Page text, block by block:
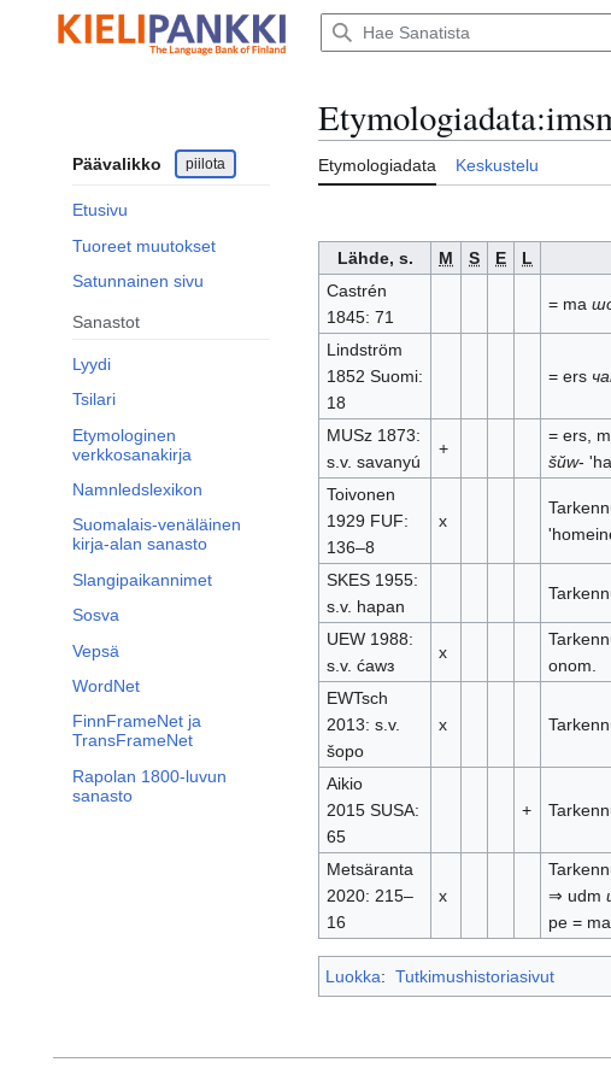
sisältöön
Päävalikko piilota
Etusivu
Tuoreet muutokset
Satunnainen sivu
Sanastot
Lyydi
Tsilari
Etymologinen
verkkosanakirja
Namnledslexikon
Suomalais-venäläinen
kirja-alan sanasto
Slangipaikannimet
Sosva
Vepsä
WordNet
FinnFrameNet ja
TransFrameNet
Rapolan 1800-luvun
sanasto
Etymologiadata:
Etymologiadata Keskustelu
Lähde, s.
M S E L
Castrén
1845: 71
= ma
Lindström
1852 Suomi:
18
= ers
MUSz 1873:
s.v. savanyú
+
= ers,
šŭw-
Toivonen
1929 FUF:
136–8
x
SKES 1955:
s.v. hapan
UEW 1988:
s.v. ćawᴈ
x
onom.
EWTsch
2013: s.v.
šopo
x
Aikio
2015 SUSA:
65
+
Metsäranta
2020: 215–
16
x
⇒ udm
pe = ma
Luokka: Tutkimushistoriasivut